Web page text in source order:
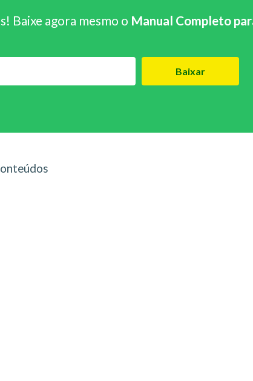
Baixe agora mesmo o Manual Completo
Baixar